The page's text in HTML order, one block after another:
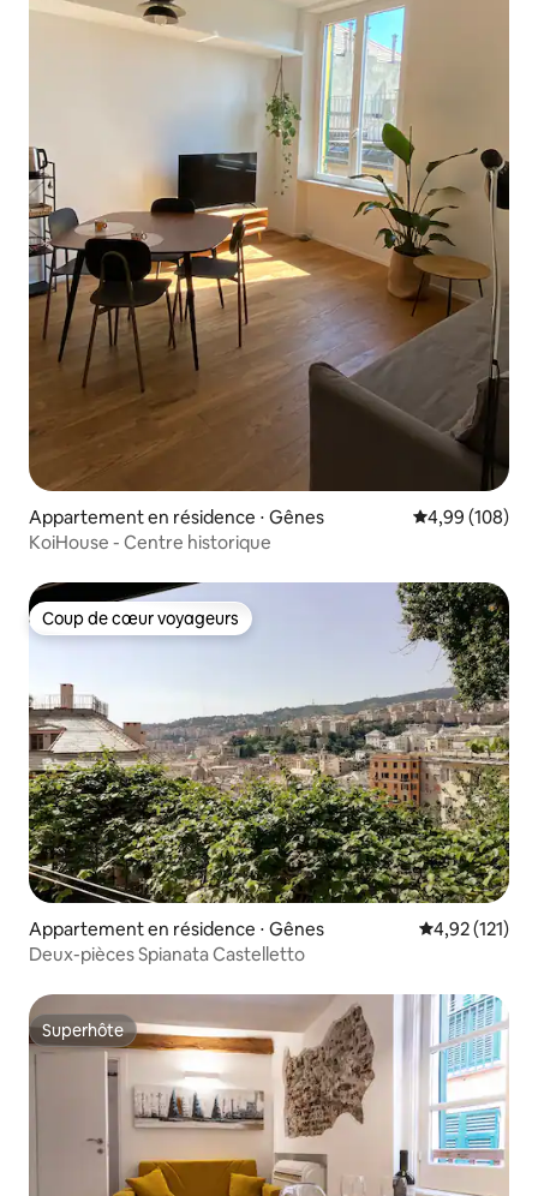
Appartement en résidence ⋅ Gênes Évaluation
4,99 (108)
KoiHouse - Centre historique
Coup de cœur voyageurs
Coup de cœur voyageurs
Appartement en résidence ⋅ Gênes Évaluation
4,92 (121)
Deux-pièces Spianata Castelletto
Superhôte
Superhôte